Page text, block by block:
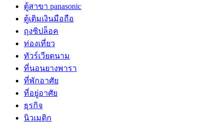
ตู้สาขา panasonic
ตู้เติมเงินมือถือ
ถุงซิปล็อค
ท่องเที่ยว
ทัวร์เวียดนาม
ที่นอนยางพารา
ที่พักอาศัย
ที่อยู่อาศัย
ธุรกิจ
นิวเมติก